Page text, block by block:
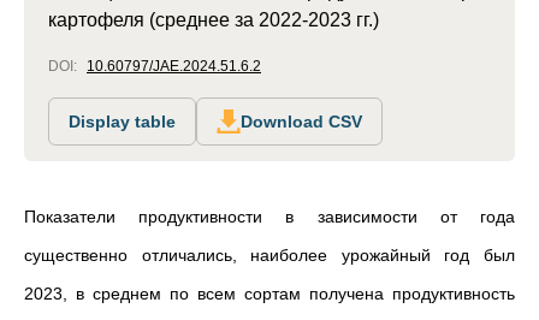
картофеля (среднее за 2022-2023 гг.)
DOI: 10.60797/JAE.2024.51.6.2
Display table Download CSV
Показатели продуктивности в зависимости от года
существенно отличались, наиболее урожайный год был
2023, в среднем по всем сортам получена продуктивность